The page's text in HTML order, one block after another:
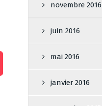
novembre 2016
juin 2016
mai 2016
janvier 2016